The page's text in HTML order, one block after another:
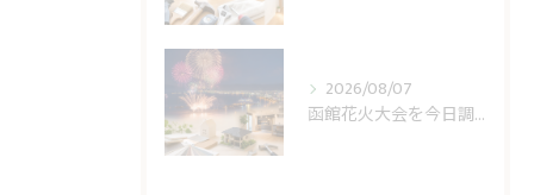
2026/08/07
函館花火大会を今日調べる前に見る開催日と順延